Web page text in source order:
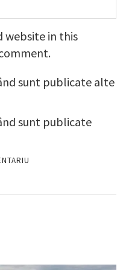
website in this
sunt publicate alte
sunt publicate